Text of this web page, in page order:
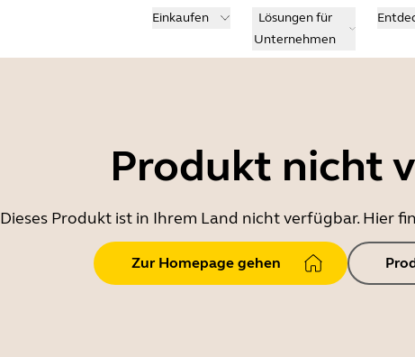
Einkaufen
Lösungen für
Unternehmen
Produkt nicht
Dieses Produkt ist in Ihrem Land nicht verfügbar. Hier
Zur Homepage gehen